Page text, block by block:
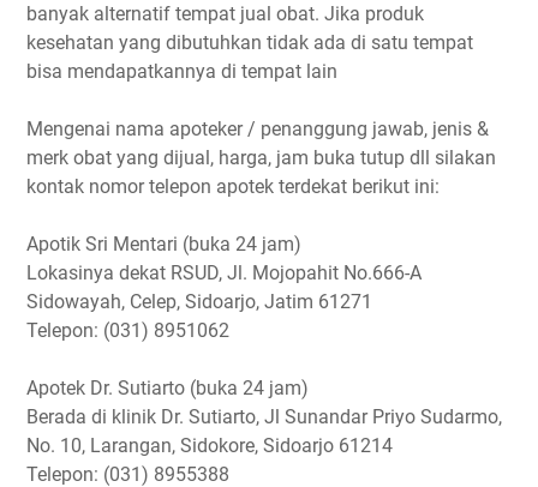
banyak alternatif tempat jual obat. Jika produk
kesehatan yang dibutuhkan tidak ada di satu tempat
bisa mendapatkannya di tempat lain
Mengenai nama apoteker / penanggung jawab, jenis &
merk obat yang dijual, harga, jam buka tutup dll silakan
kontak nomor telepon apotek terdekat berikut ini:
Apotik Sri Mentari (buka 24 jam)
Lokasinya dekat RSUD, Jl. Mojopahit No.666-A
Sidowayah, Celep, Sidoarjo, Jatim 61271
Telepon: (031) 8951062
Apotek Dr. Sutiarto (buka 24 jam)
Berada di klinik Dr. Sutiarto, Jl Sunandar Priyo Sudarmo,
No. 10, Larangan, Sidokore, Sidoarjo 61214
Telepon: (031) 8955388